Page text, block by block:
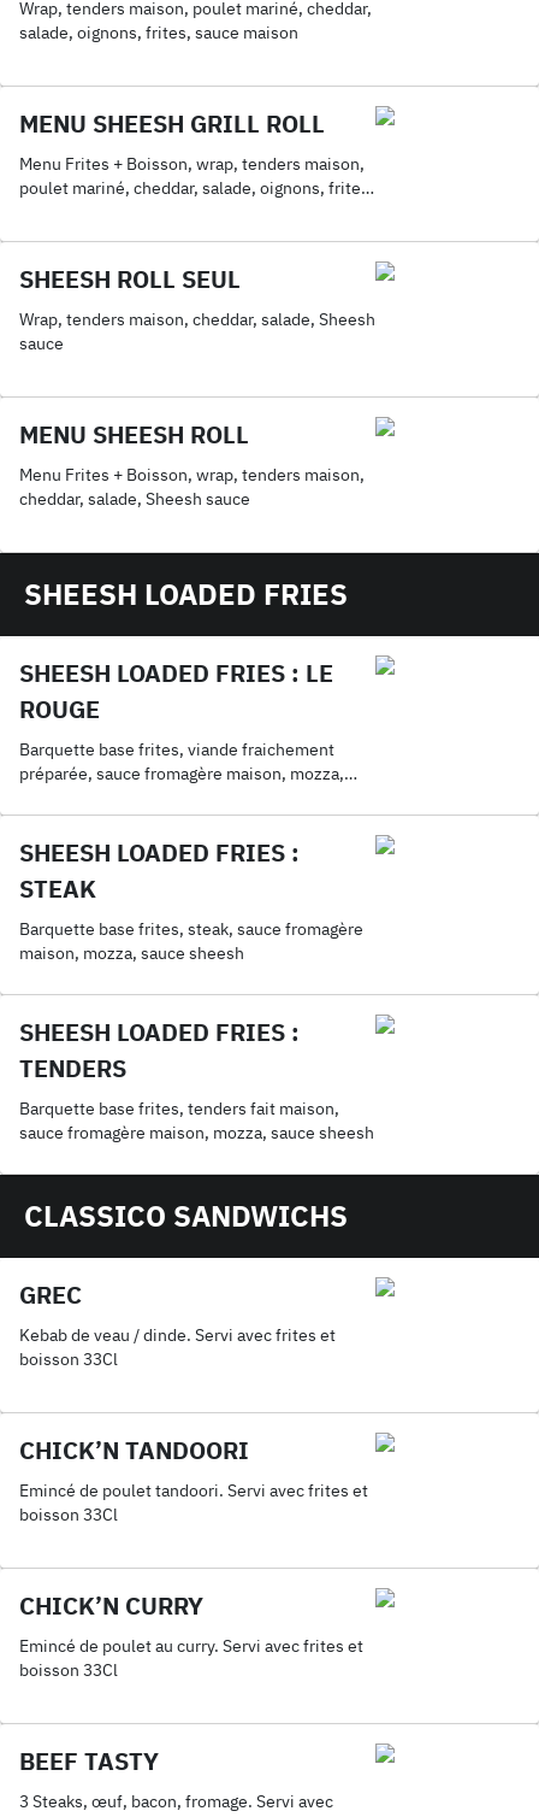
Wrap, tenders maison, poulet mariné, cheddar,
salade, oignons, frites, sauce maison
MENU SHEESH GRILL ROLL
Menu Frites + Boisson, wrap, tenders maison,
poulet mariné, cheddar, salade, oignons, frites,
SHEESH ROLL SEUL
Wrap, tenders maison, cheddar, salade, Sheesh
sauce
MENU SHEESH ROLL
Menu Frites + Boisson, wrap, tenders maison,
cheddar, salade, Sheesh sauce
SHEESH LOADED FRIES
SHEESH LOADED FRIES : LE
ROUGE
Barquette base frites, viande fraichement
préparée, sauce fromagère maison, mozza,
SHEESH LOADED FRIES :
STEAK
Barquette base frites, steak, sauce fromagère
maison, mozza, sauce sheesh
SHEESH LOADED FRIES :
TENDERS
Barquette base frites, tenders fait maison,
sauce fromagère maison, mozza, sauce sheesh
CLASSICO SANDWICHS
GREC
Kebab de veau / dinde. Servi avec frites et
boisson 33Cl
CHICK’N TANDOORI
Emincé de poulet tandoori. Servi avec frites et
boisson 33Cl
CHICK’N CURRY
Emincé de poulet au curry. Servi avec frites et
boisson 33Cl
BEEF TASTY
3 Steaks, œuf, bacon, fromage. Servi avec